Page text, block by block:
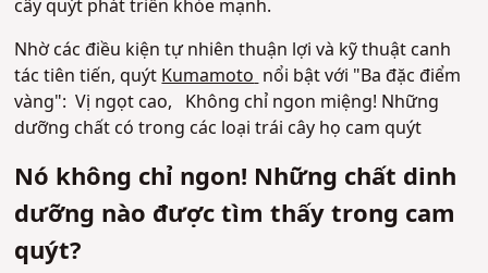
cây quýt phát triển khỏe mạnh.
Nhờ các điều kiện tự nhiên thuận lợi và kỹ thuật canh
tác tiên tiến, quýtKumamotonổi bật với "Ba đặc điểm
vàng": Vị ngọt cao, Không chỉ ngon miệng! Những
dưỡng chất có trong các loại trái cây họ cam quýt
Nó không chỉ ngon! Những chất dinh
dưỡng nào được tìm thấy trong cam
quýt?